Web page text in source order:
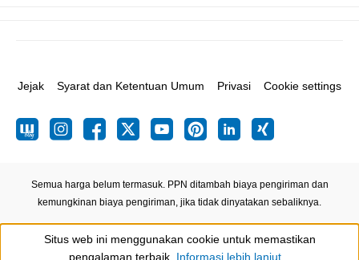
Jejak Syarat dan Ketentuan Umum Privasi Cookie settings
Semua harga belum termasuk. PPN ditambah biaya pengiriman dan
kemungkinan biaya pengiriman, jika tidak dinyatakan sebaliknya.
Show toolbar
Situs web ini menggunakan cookie untuk memastikan
pengalaman terbaik. Informasi lebih lanjut...